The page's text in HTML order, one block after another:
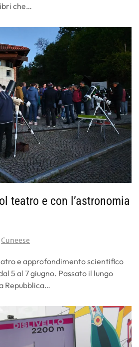
che…
teatro e con l’astronomia
Cuneese
e approfondimento scientifico
5 al 7 giugno. Passato il lungo
Repubblica…